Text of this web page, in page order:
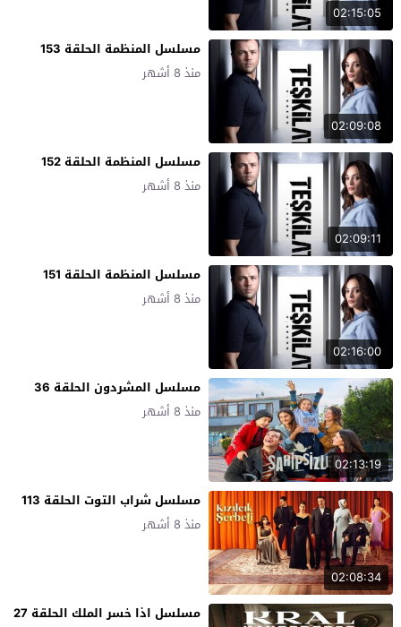
02:15:05
02:09:08
مسلسل المنظمة الحلقة 153
منذ 8 أشهر
02:09:11
مسلسل المنظمة الحلقة 152
منذ 8 أشهر
02:16:00
مسلسل المنظمة الحلقة 151
منذ 8 أشهر
02:13:19
مسلسل المشردون الحلقة 36
منذ 8 أشهر
02:08:34
مسلسل شراب التوت الحلقة 113
منذ 8 أشهر
مسلسل اذا خسر الملك الحلقة 27